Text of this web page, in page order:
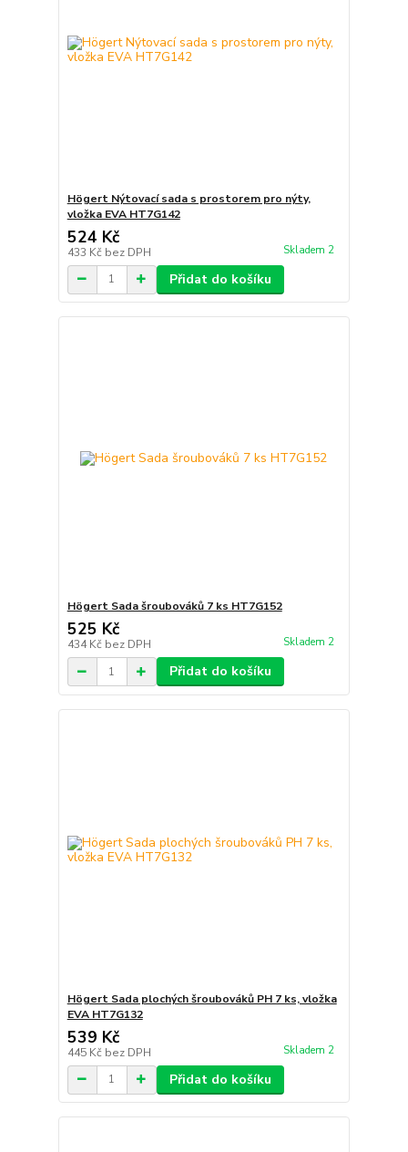
Högert Nýtovací sada s prostorem pro nýty,
vložka EVA HT7G142
524 Kč
433 Kč bez DPH Skladem 2
Přidat do košíku
Högert Sada šroubováků 7 ks HT7G152
525 Kč
434 Kč bez DPH Skladem 2
Přidat do košíku
Högert Sada plochých šroubováků PH 7 ks, vložka
EVA HT7G132
539 Kč
445 Kč bez DPH Skladem 2
Přidat do košíku